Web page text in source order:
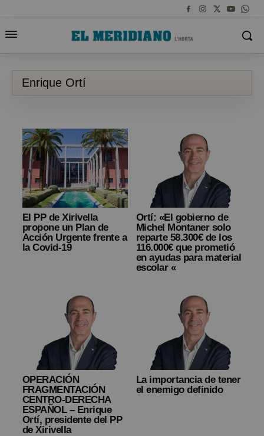
Enrique Ortí
El PP de Xirivella
propone un Plan de
Acción Urgente frente a
la Covid-19
Ortí: «El gobierno de
Michel Montaner solo
reparte 58.300€ de los
116.000€ que prometió
en ayudas para material
escolar «
OPERACIÓN
FRAGMENTACIÓN
CENTRO-DERECHA
ESPAÑOL – Enrique
Ortí, presidente del PP
de Xirivella
La importancia de tener
el enemigo definido